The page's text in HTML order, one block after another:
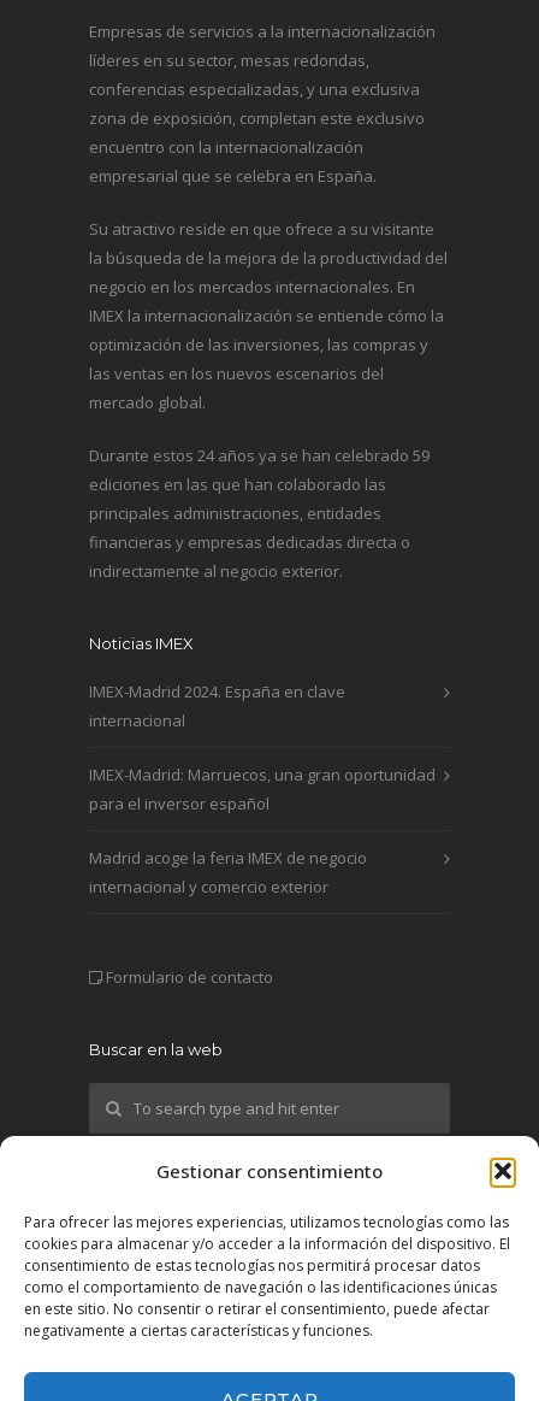
Gestionar consentimiento
Para ofrecer las mejores experiencias, utilizamos tecnologías como las
cookies para almacenar y/o acceder a la información del dispositivo. El
consentimiento de estas tecnologías nos permitirá procesar datos
como el comportamiento de navegación o las identificaciones únicas
en este sitio. No consentir o retirar el consentimiento, puede afectar
negativamente a ciertas características y funciones.
Empresas de servicios a la internacionalización
líderes en su sector, mesas redondas,
conferencias especializadas, y una exclusiva
zona de exposición, completan este exclusivo
encuentro con la internacionalización
empresarial que se celebra en España.
Su atractivo reside en que ofrece a su visitante
la búsqueda de la mejora de la productividad del
negocio en los mercados internacionales. En
IMEX la internacionalización se entiende cómo la
optimización de las inversiones, las compras y
las ventas en los nuevos escenarios del
mercado global.
Durante estos 24 años ya se han celebrado 59
ediciones en las que han colaborado las
principales administraciones, entidades
financieras y empresas dedicadas directa o
indirectamente al negocio exterior.
Noticias IMEX
IMEX-Madrid 2024. España en clave
internacional
IMEX-Madrid: Marruecos, una gran oportunidad
para el inversor español
Madrid acoge la feria IMEX de negocio
internacional y comercio exterior
Formulario de contacto
Buscar en la web
X
YouTube
LinkedIn